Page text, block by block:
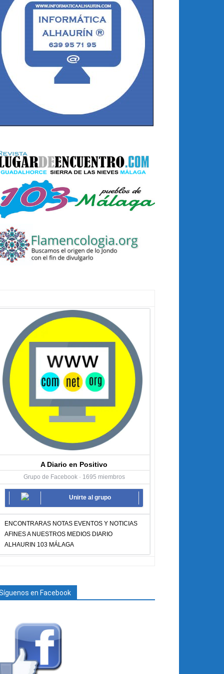
A Diario en Positivo
Grupo de Facebook · 1695 miembros
Unirte al grupo
ENCONTRARAS NOTAS EVENTOS Y NOTICIAS
AFINES A NUESTROS MEDIOS DIARIO
ALHAURIN 103 MÁLAGA
en Facebook